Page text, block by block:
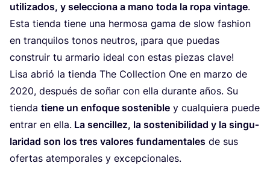
uti­li­za­dos, y selec­cio­na a mano toda la ropa vin­ta­ge.
Esta tien­da tie­ne una her­mo­sa gama de slow fashion
en tran­qui­los tonos neu­tros, ¡para que pue­das
cons­truir tu arma­rio ideal con estas pie­zas clave!
Lisa abrió la tien­da The Collec­tion One en mar­zo de
2020, des­pués de soñar con ella duran­te años. Su
tien­da tie­ne un enfo­que sos­te­ni­ble y cual­quie­ra pue­de
entrar en ella. La sen­ci­llez, la sos­te­ni­bi­li­dad y la sin­gu­
la­ri­dad son los tres valo­res fun­da­men­ta­les de sus
ofer­tas atem­po­ra­les y excep­cio­na­les.